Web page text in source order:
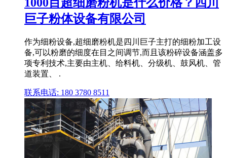
巨子粉体设备有限公司
作为细粉设备,超细磨粉机是四川巨子主打的细粉加工设
备,可以粉磨的细度在目之间调节,而且该粉碎设备涵盖多
项专利技术,主要由主机、给料机、分级机、鼓风机、管
道装置、 .
联系电话: 180 3780 8511